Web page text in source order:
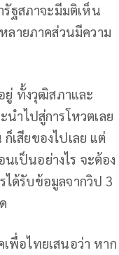
ฐสภาจะมีมติเห็น
ลายภาคส่วนมีความ
ยู่ ทั้งวุฒิสภาและ
ำไปสู่การโหวตเลย
เสียของไปเลย แต่
เป็นอย่างไร จะต้อง
ได้รับข้อมูลจากวิป​ 3
พื่อไทยเสนอว่า หาก